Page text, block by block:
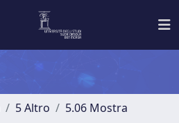
5 Altro 5.06 Mostra